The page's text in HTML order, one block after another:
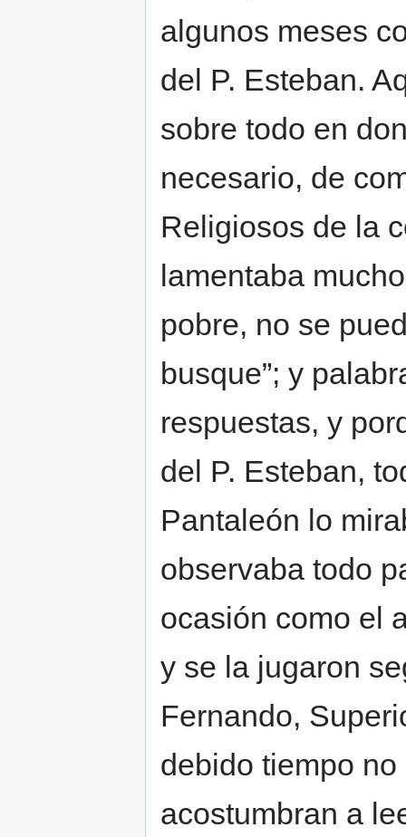
algunos meses
del P. Esteban.
sobre todo en
necesario, de
Religiosos de la
lamentaba
pobre, no se
busque”; y
respuestas, y
del P. Esteban,
Pantaleón lo
observaba todo
ocasión como el
y se la jugaron
Fernando,
debido tiempo
acostumbran a